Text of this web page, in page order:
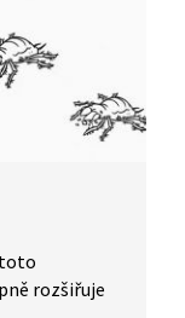
rozšiřuje